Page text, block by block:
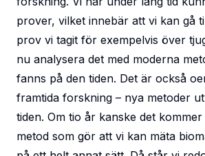
prover, vilket innebär att vi kan gå
prov vi tagit för exempelvis över
nu analysera det med moderna
fanns på den tiden. Det är också
framtida forskning – nya metoder
tiden. Om tio år kanske det
metod som gör att vi kan mäta